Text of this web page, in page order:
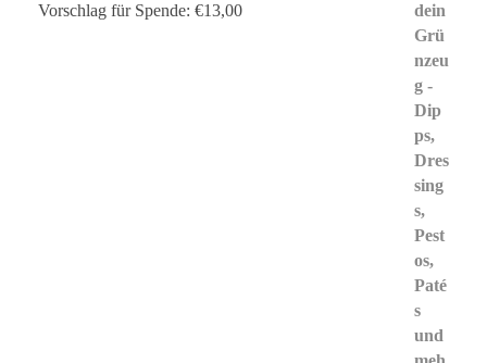
Vorschlag für Spende: €13,00